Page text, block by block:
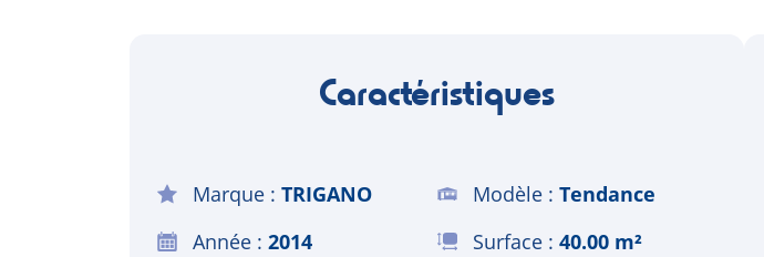
Caractéristiques
Marque TRIGANO Modèle
Tendance
Année
2014 Surface
40.00 m²